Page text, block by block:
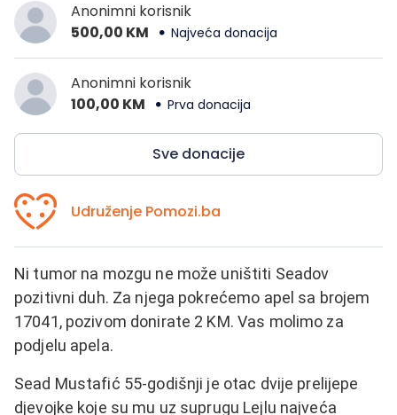
Anonimni korisnik
500,00 KM
Najveća donacija
Anonimni korisnik
100,00 KM
Prva donacija
Sve donacije
Udruženje Pomozi.ba
Ni tumor na mozgu ne može uništiti Seadov
pozitivni duh. Za njega pokrećemo apel sa brojem
17041, pozivom donirate 2 KM. Vas molimo za
podjelu apela.
Sead Mustafić 55-godišnji je otac dvije prelijepe
djevojke koje su mu uz suprugu Lejlu najveća